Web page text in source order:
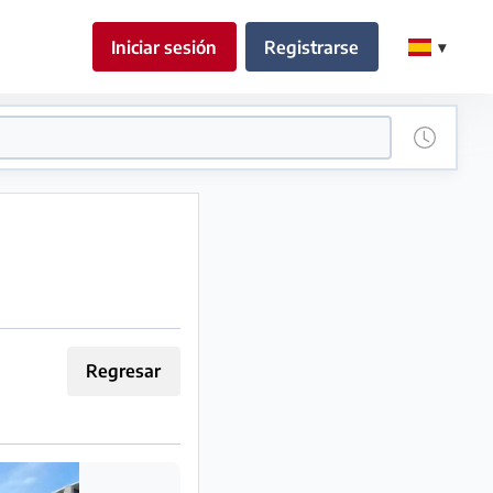
Iniciar sesión Registrarse
Regresar